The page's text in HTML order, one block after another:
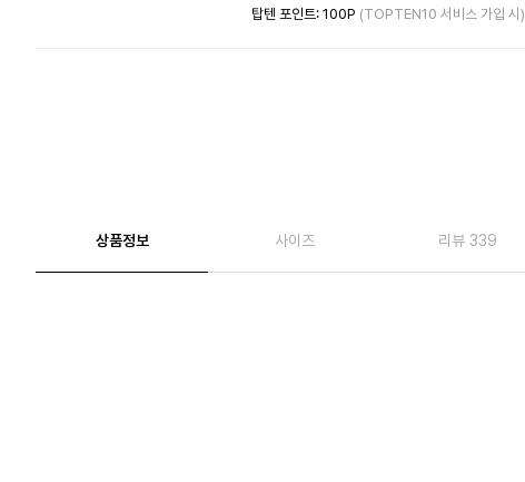
탑텐 포인트: 100P (TOPTEN10 서비스 가입 시)
상품정보 사이즈 리뷰 339